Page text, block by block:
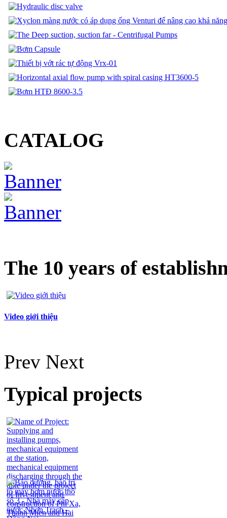
CATALOG
The 10 years of
Video giới thiệu
Prev Next
Typical projects